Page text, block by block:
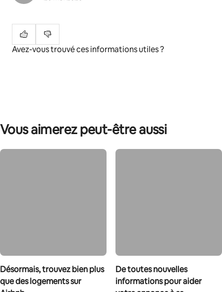
Avez-vous trouvé ces informations utiles ?
Vous aimerez peut-être aussi
Désormais, trouvez bien plus
que des logements sur
De toutes nouvelles
informations pour aider